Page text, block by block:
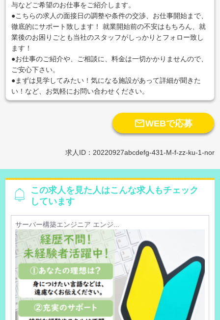
与などご希望のお仕事をご紹介します。
●こちらの求人の面接日の調整や条件の交渉、お仕事開始まで、
徹底的にサポート致します！ 就業開始前の不安はもちろん、就
業後のお困りごとも当社のスタッフがしっかりとフォロー致し
ます！
●お仕事のご紹介や、ご相談に、料金は一切かかりませんので、
ご安心下さい。
●まずは見学してみたい！気になる施設があって詳細が聞きた
い！など、お気軽にお問い合わせください。
WEBで応募
求人ID：20220927abcdefg-431-M-f-zz-ku-1-nor
この求人を見た人はこんな求人もチェック
しています
サーバー構築エンジニア エンジ...